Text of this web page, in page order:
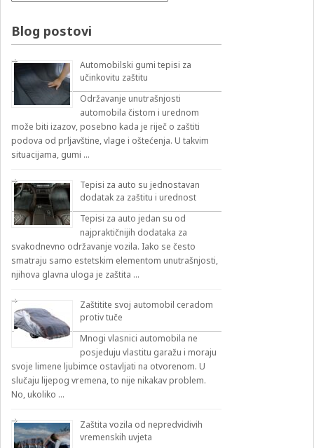
Blog postovi
Automobilski gumi tepisi za
učinkovitu zaštitu
Održavanje unutrašnjosti
automobila čistom i urednom
može biti izazov, posebno kada je riječ o zaštiti
podova od prljavštine, vlage i oštećenja. U takvim
situacijama, gumi …
Tepisi za auto su jednostavan
dodatak za zaštitu i urednost
Tepisi za auto jedan su od
najpraktičnijih dodataka za
svakodnevno održavanje vozila. Iako se često
smatraju samo estetskim elementom unutrašnjosti,
njihova glavna uloga je zaštita …
Zaštitite svoj automobil ceradom
protiv tuče
Mnogi vlasnici automobila ne
posjeduju vlastitu garažu i moraju
svoje limene ljubimce ostavljati na otvorenom. U
slučaju lijepog vremena, to nije nikakav problem.
No, ukoliko …
Zaštita vozila od nepredvidivih
vremenskih uvjeta